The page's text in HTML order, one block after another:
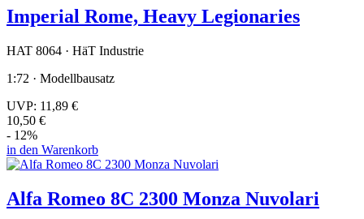
Imperial Rome, Heavy Legionaries
HAT 8064 · HäT Industrie
1:72 · Modellbausatz
UVP: 11,89 €
10,50 €
- 12%
in den Warenkorb
Alfa Romeo 8C 2300 Monza Nuvolari